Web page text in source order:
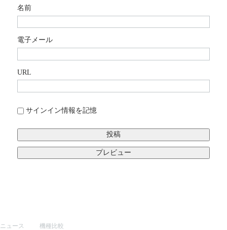
名前
電子メール
URL
サインイン情報を記憶
ニュース
機種比較